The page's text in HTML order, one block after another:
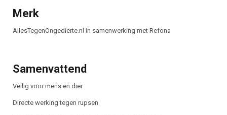
Merk
AllesTegenOngedierte.nl in samenwerking met Refona
Samenvattend
Veilig voor mens en dier
Directe werking tegen rupsen